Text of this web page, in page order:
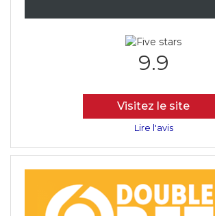
9.9
Visitez le site
Lire l'avis